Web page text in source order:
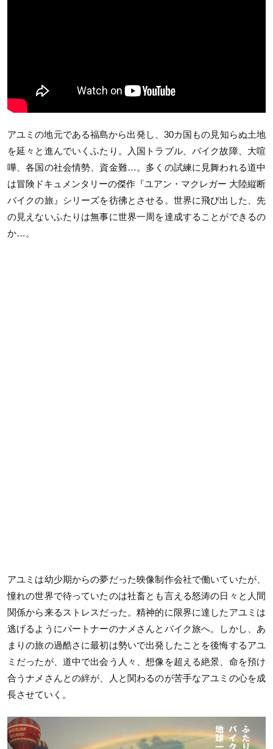
アユミの地元である福島から出発し、30カ国もの見知らぬ土地
を延々と進んでいくふたり。入国トラブル、バイク故障、大喧
嘩、各国の社会情勢、資金難…。多くの試練に見舞われる道中
は冒険ドキュメンタリーの傑作『ユアン・マクレガー 大陸縦断
バイクの旅』シリーズを彷彿とさせる。世界に飛び出した、先
の見えないふたりは無事に世界一周を達成することができるの
か…。
アユミは幼少期からの夢だった映像制作会社で働いていたが、
憧れの世界で待っていたのは社畜とも言える怒涛の日々と人間
関係から来るストレスだった。精神的に限界に達したアユミは
逃げるようにパートナーのナメさんとバイク旅へ。しかし、あ
まりの旅の過酷さに最初は勢いで出発したことを後悔するアユ
ミだったが、道中で出会う人々、想像を超える絶景、命を預け
合うナメさんとの絆が、人と関わるのが苦手なアユミの心を成
長させていく。